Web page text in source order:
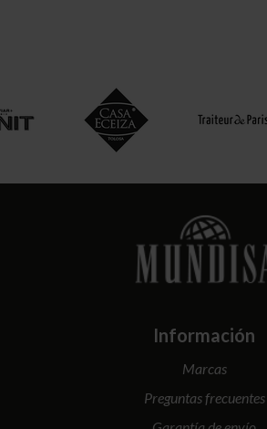
Información
Marcas
Preguntas frecuentes